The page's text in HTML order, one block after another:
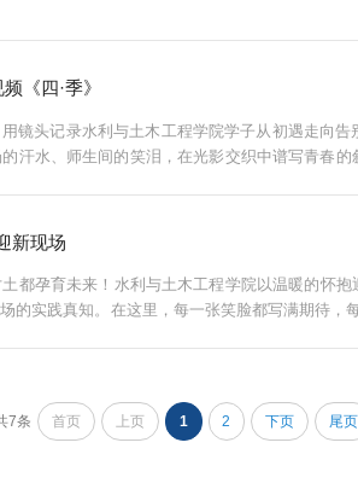
《四·季》
镜头记录水利与土木工程学院学子从初遇走向
汗水、师生间的笑泪，在光影交织中谱写青春
新现场
都孕育未来！水利与土木工程学院以温暖的怀
的实践真知。在这里，每一张笑脸都写满期待，
7条 首页 上页 1 2 下页 尾页